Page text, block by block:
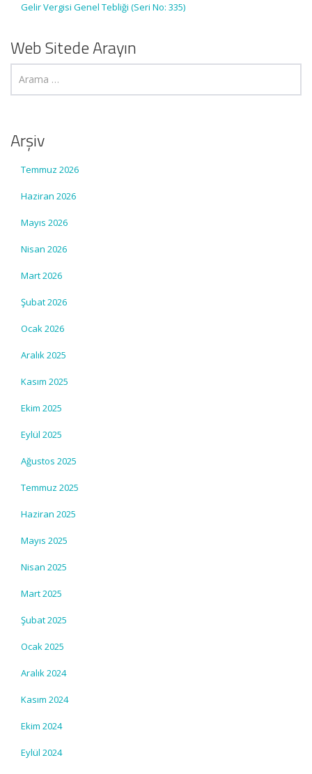
Gelir Vergisi Genel Tebliği (Seri No: 335)
Web Sitede Arayın
Arşiv
Temmuz 2026
Haziran 2026
Mayıs 2026
Nisan 2026
Mart 2026
Şubat 2026
Ocak 2026
Aralık 2025
Kasım 2025
Ekim 2025
Eylül 2025
Ağustos 2025
Temmuz 2025
Haziran 2025
Mayıs 2025
Nisan 2025
Mart 2025
Şubat 2025
Ocak 2025
Aralık 2024
Kasım 2024
Ekim 2024
Eylül 2024